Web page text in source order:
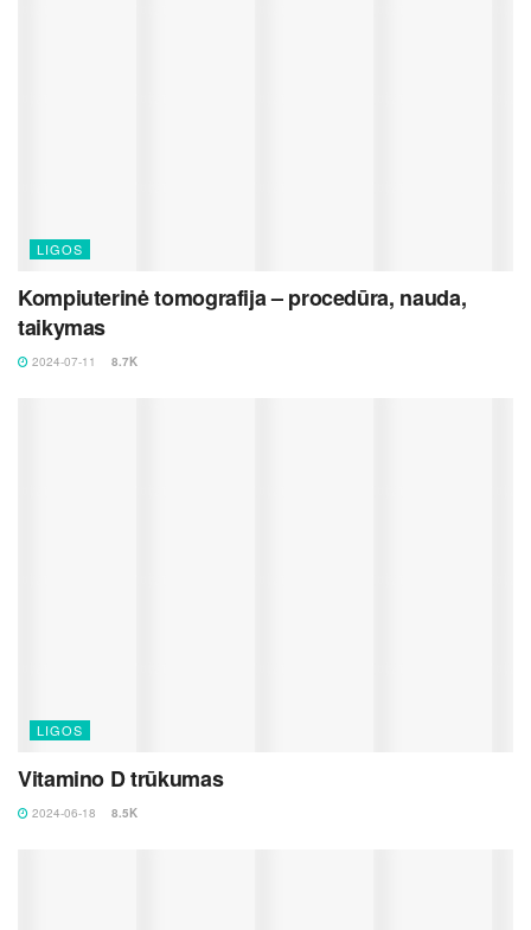
LIGOS
Kompiuterinė tomografija – procedūra, nauda,
taikymas
2024-07-11 8.7K
LIGOS
Vitamino D trūkumas
2024-06-18 8.5K